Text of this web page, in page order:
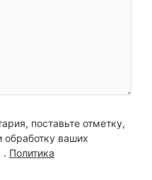
поставьте отметку,
обработку ваших
. Политика